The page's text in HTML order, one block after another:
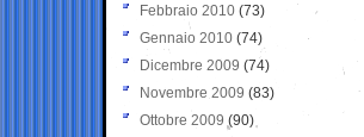
Febbraio 2010 (73)
Gennaio 2010 (74)
Dicembre 2009 (74)
Novembre 2009 (83)
Ottobre 2009 (90)